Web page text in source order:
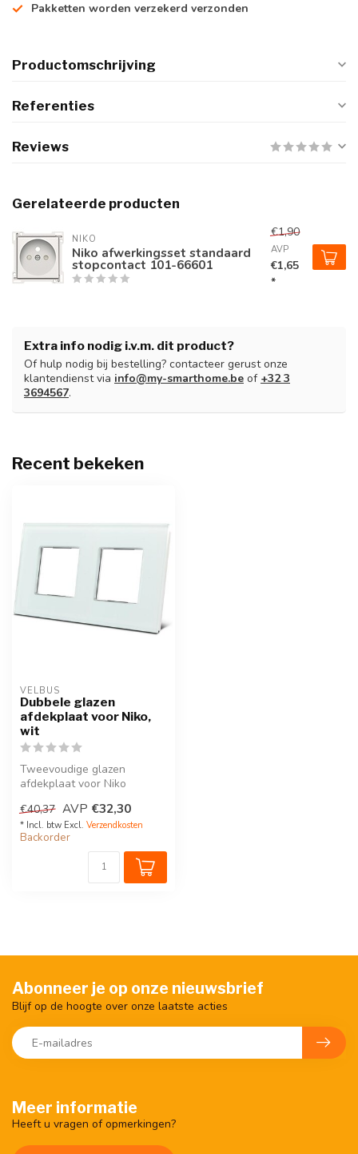
Pakketten worden verzekerd verzonden
Productomschrijving
Referenties
Reviews
Gerelateerde producten
NIKO
Niko afwerkingsset standaard
stopcontact 101-66601
€1,90
AVP
€1,65
*
Extra info nodig i.v.m. dit product?
Of hulp nodig bij bestelling? contacteer gerust onze
klantendienst via info@my-smarthome.be of +32 3
3694567.
Recent bekeken
VELBUS
Dubbele glazen
afdekplaat voor Niko,
wit
Tweevoudige glazen
afdekplaat voor Niko
beschikbaar in matte o...
€40,37 AVP €32,30
* Incl. btw Excl. Verzendkosten
Backorder
Meer informatie
Heeft u vragen of opmerkingen?
Abonneer je op onze nieuwsbrief
Blijf op de hoogte over onze laatste acties